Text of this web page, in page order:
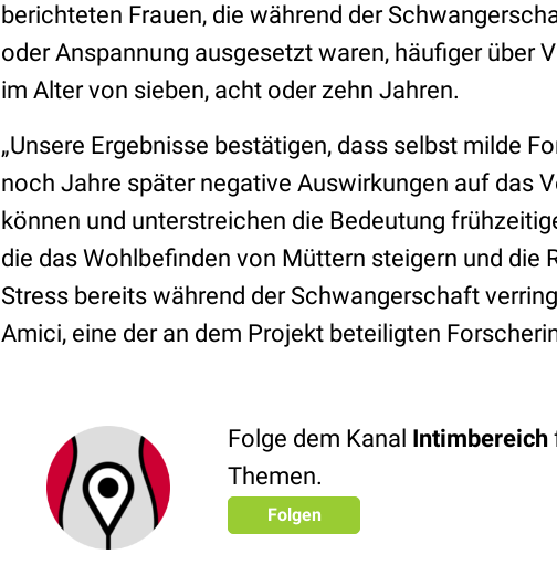
berichteten Frauen, die während der
oder Anspannung ausgesetzt waren, häufiger über
im Alter von sieben, acht oder zehn Jahren.
„Unsere Ergebnisse bestätigen, dass selbst milde
noch Jahre später negative Auswirkungen auf das
können und unterstreichen die Bedeutung
die das Wohlbefinden von Müttern steigern und die
Stress bereits während der Schwangerschaft
Amici, eine der an dem Projekt beteiligten
Folge dem Kanal Intimbereich
Themen.
Folgen